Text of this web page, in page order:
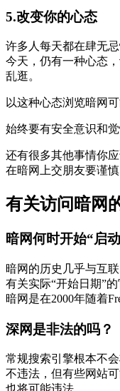
5.改变你的心态
许多人每天都在肆无
今天，仍有一种心态
乱逛。
以这种心态浏览暗网可
始终要有安全意识和
还有很多其他事情你
在暗网上交朋友要谨慎
有关访问暗网
暗网何时开始“启
暗网的历史几乎与互
有关实际“开始日期”
暗网是在2000年随着
深网是非法的吗？
常规搜索引擎根本不
不违法，但有些网站